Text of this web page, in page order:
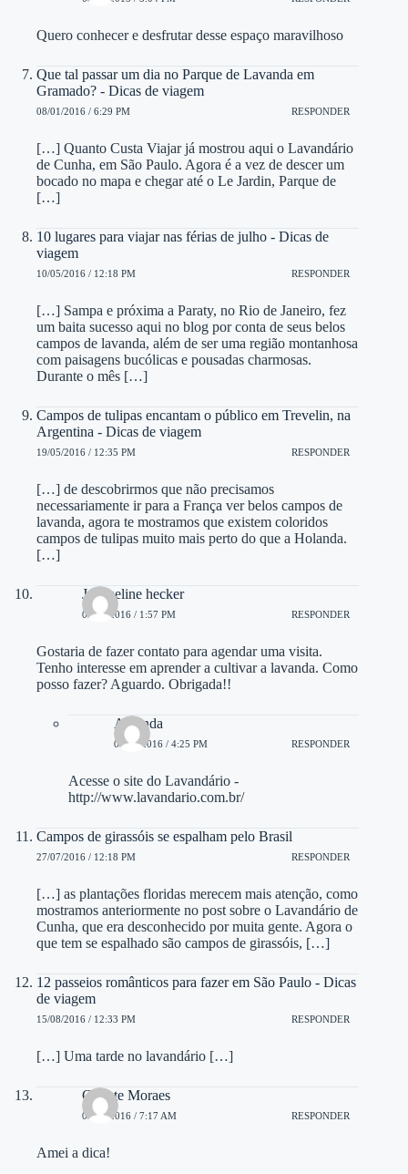
Quero conhecer e desfrutar desse espaço maravilhoso
Que tal passar um dia no Parque de Lavanda em
Gramado? - Dicas de viagem
08/01/2016 / 6:29 PM RESPONDER
[…] Quanto Custa Viajar já mostrou aqui o Lavandário
de Cunha, em São Paulo. Agora é a vez de descer um
bocado no mapa e chegar até o Le Jardin, Parque de
[…]
10 lugares para viajar nas férias de julho - Dicas de
viagem
10/05/2016 / 12:18 PM RESPONDER
[…] Sampa e próxima a Paraty, no Rio de Janeiro, fez
um baita sucesso aqui no blog por conta de seus belos
campos de lavanda, além de ser uma região montanhosa
com paisagens bucólicas e pousadas charmosas.
Durante o mês […]
Campos de tulipas encantam o público em Trevelin, na
Argentina - Dicas de viagem
19/05/2016 / 12:35 PM RESPONDER
[…] de descobrirmos que não precisamos
necessariamente ir para a França ver belos campos de
lavanda, agora te mostramos que existem coloridos
campos de tulipas muito mais perto do que a Holanda.
[…]
Jacqueline hecker
03/07/2016 / 1:57 PM RESPONDER
Gostaria de fazer contato para agendar uma visita.
Tenho interesse em aprender a cultivar a lavanda. Como
posso fazer? Aguardo. Obrigada!!
Amanda
05/07/2016 / 4:25 PM RESPONDER
Acesse o site do Lavandário -
http://www.lavandario.com.br/
Campos de girassóis se espalham pelo Brasil
27/07/2016 / 12:18 PM RESPONDER
[…] as plantações floridas merecem mais atenção, como
mostramos anteriormente no post sobre o Lavandário de
Cunha, que era desconhecido por muita gente. Agora o
que tem se espalhado são campos de girassóis, […]
12 passeios românticos para fazer em São Paulo - Dicas
de viagem
15/08/2016 / 12:33 PM RESPONDER
[…] Uma tarde no lavandário […]
Celeste Moraes
03/10/2016 / 7:17 AM RESPONDER
Amei a dica!